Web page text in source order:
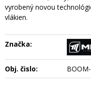
vyrobený novou
vlákien.
Značka:
Obj. čislo: